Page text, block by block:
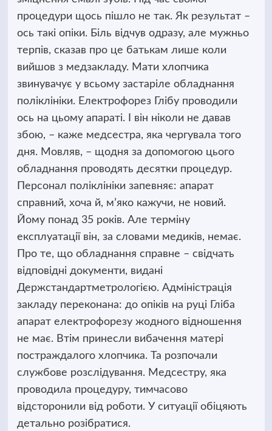
процедури щось пішло не так. Як результат –
ось такі опіки. Біль відчув одразу, але мужньо
терпів, сказав про це батькам лише коли
вийшов з медзакладу. Мати хлопчика
звинувачує у всьому застаріле обладнання
поліклініки. Електрофорез Глібу проводили
ось на цьому апараті. І він ніколи не давав
збою, – каже медсестра, яка чергувала того
дня. Мовляв, – щодня за допомогою цього
обладнання проводять десятки процедур.
Персонал поліклініки запевняє: апарат
справний, хоча й, м’яко кажучи, не новий.
Йому понад 35 років. Але терміну
експлуатації він, за словами медиків, немає.
Про те, що обладнання справне – свідчать
відповідні документи, видані
Держстандартметрологією. Адміністрація
закладу переконана: до опіків на руці Гліба
апарат електрофорезу жодного відношення
не має. Втім принесли вибачення матері
постраждалого хлопчика. Та розпочали
службове розслідування. Медсестру, яка
проводила процедуру, тимчасово
відсторонили від роботи. У ситуації обіцяють
детально розібратися.